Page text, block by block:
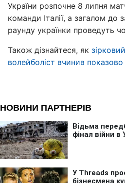
України розпочне 8 липня
команди Італії, а загалом до
раунду українки проведуть
Також дізнайтеся, як
волейболіст вчинив